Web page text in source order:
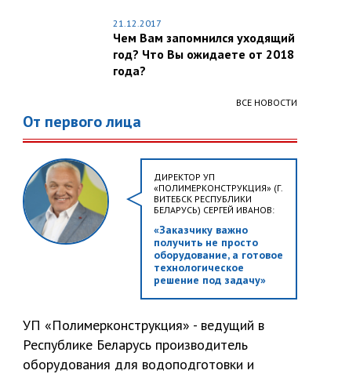
21.12.2017
Чем Вам запомнился уходящий
год? Что Вы ожидаете от 2018
года?
ВСЕ НОВОСТИ
От первого лица
ДИРЕКТОР УП
«ПОЛИМЕРКОНСТРУКЦИЯ» (Г.
ВИТЕБСК РЕСПУБЛИКИ
БЕЛАРУСЬ) СЕРГЕЙ ИВАНОВ:
«Заказчику важно
получить не просто
оборудование, а готовое
технологическое
решение под задачу»
УП «Полимерконструкция» - ведущий в
Республике Беларусь производитель
оборудования для водоподготовки и